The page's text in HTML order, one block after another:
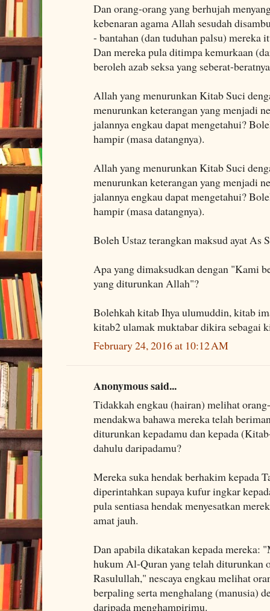
Dan orang-orang yang berhujah
kebenaran agama Allah sesudah
- bantahan (dan tuduhan palsu) mereka
Dan mereka pula ditimpa kemurkaan
beroleh azab seksa yang seberat-
Allah yang menurunkan Kitab Suci
menurunkan keterangan yang menjadi
jalannya engkau dapat mengetahui?
hampir (masa datangnya).
Allah yang menurunkan Kitab Suci
menurunkan keterangan yang menjadi
jalannya engkau dapat mengetahui?
hampir (masa datangnya).
Boleh Ustaz terangkan maksud ayat As
Apa yang dimaksudkan dengan "Kami
yang diturunkan Allah"?
Bolehkah kitab Ihya ulumuddin, kitab
kitab2 ulamak muktabar dikira sebagai
February 24, 2016 at 10:12 AM
Anonymous said...
Tidakkah engkau (hairan) melihat
mendakwa bahawa mereka telah
diturunkan kepadamu dan kepada
dahulu daripadamu?
Mereka suka hendak berhakim kepada
diperintahkan supaya kufur ingkar
pula sentiasa hendak menyesatkan
amat jauh.
Dan apabila dikatakan kepada mereka:
hukum Al-Quran yang telah diturunkan
Rasulullah," nescaya engkau melihat
berpaling serta menghalang (manusia)
daripada menghampirimu.